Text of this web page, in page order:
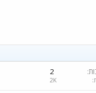
2
2K